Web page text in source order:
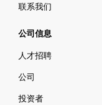
联系我们
公司信息
人才招聘
公司
投资者